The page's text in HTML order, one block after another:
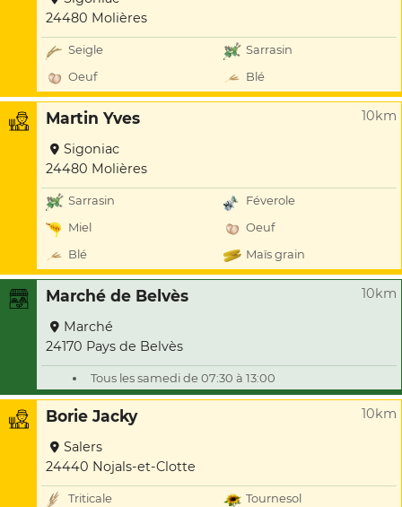
24480 Molières
Seigle
Sarrasin
Oeuf
Blé
Martin Yves 10km
Sigoniac
24480 Molières
Sarrasin
Féverole
Miel
Oeuf
Blé
Maïs grain
Marché de Belvès 10km
Marché
24170 Pays de Belvès
Tous les samedi de 07:30 à 13:00
Borie Jacky 10km
Salers
24440 Nojals-et-Clotte
Triticale
Tournesol